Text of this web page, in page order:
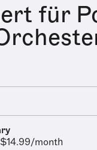
für
month